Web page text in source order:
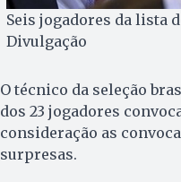
Seis jogadores da lista
Divulgação
O técnico da seleção
dos 23 jogadores
consideração as
surpresas.